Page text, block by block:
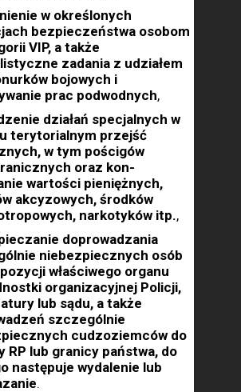
w określonych
bezpie­czeństwa osobom
VIP, a także
zadania z udziałem
bojowych i
prac podwodnych,
działań specjalnych w
terytorialnym przejść
w tym pościgów
oraz kon­
wartości pieniężnych,
akcyzowych, środków
narkotyków itp.,
dopro­wadzania
niebezpiecznych osób
właściwego organu
organizacyjnej Policji,
lub sądu, a także
szczególnie
cudzo­ziemców do
RP lub granicy pań­stwa, do
następuje wydalenie lub
.